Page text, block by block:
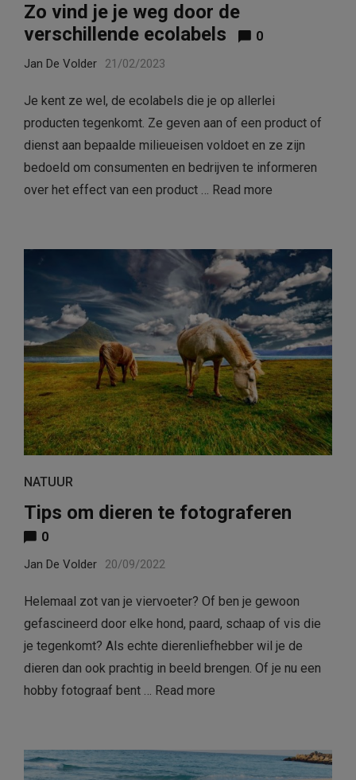
Zo vind je je weg door de
verschillende ecolabels
0
Jan De Volder 21/02/2023
Je kent ze wel, de ecolabels die je op allerlei
producten tegenkomt. Ze geven aan of een product of
dienst aan bepaalde milieueisen voldoet en ze zijn
bedoeld om consumenten en bedrijven te informeren
over het effect van een product … Read more
NATUUR
Tips om dieren te fotograferen
0
Jan De Volder 20/09/2022
Helemaal zot van je viervoeter? Of ben je gewoon
gefascineerd door elke hond, paard, schaap of vis die
je tegenkomt? Als echte dierenliefhebber wil je de
dieren dan ook prachtig in beeld brengen. Of je nu een
hobby fotograaf bent … Read more